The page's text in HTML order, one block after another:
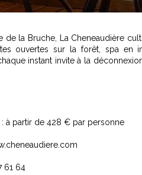
la Bruche, La Cheneaudière
ouvertes sur la forêt, spa
instant invite à la
: à partir de 428 € par personne
61 64